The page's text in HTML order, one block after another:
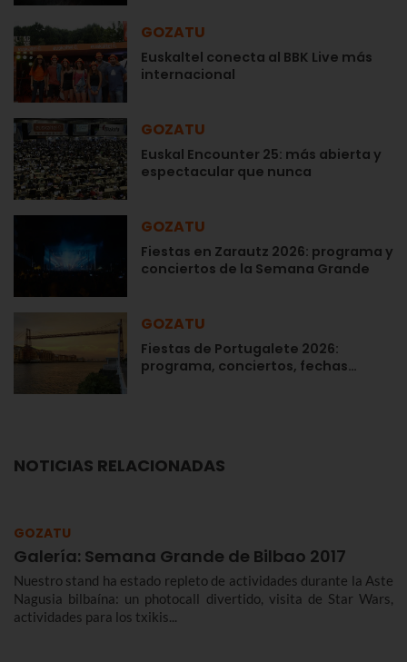
GOZATU
Euskaltel conecta al BBK Live más
internacional
GOZATU
Euskal Encounter 25: más abierta y
espectacular que nunca
GOZATU
Fiestas en Zarautz 2026: programa y
conciertos de la Semana Grande
GOZATU
Fiestas de Portugalete 2026:
programa, conciertos, fechas…
NOTICIAS RELACIONADAS
GOZATU
Galería: Semana Grande de Bilbao 2017
Nuestro stand ha estado repleto de actividades durante la Aste
Nagusia bilbaína: un photocall divertido, visita de Star Wars,
actividades para los txikis...